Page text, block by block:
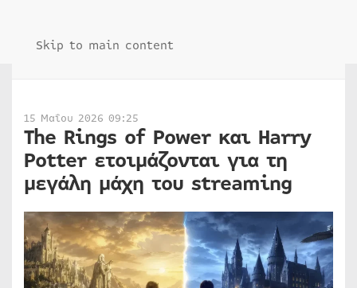
Skip to main content
15 Μαΐου 2026 09:25
The Rings of Power και Harry
Potter ετοιμάζονται για τη
μεγάλη μάχη του streaming